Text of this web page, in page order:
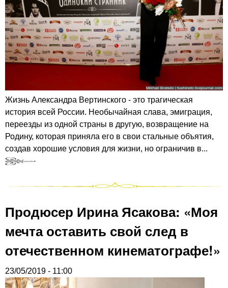
Жизнь Александра Вертинского - это трагическая
история всей России. Необычайная слава, эмиграция,
переезды из одной страны в другую, возвращение на
Родину, которая приняла его в свои стальные объятия,
создав хорошие условия для жизни, но ограничив в...
Продюсер Ирина Ясакова: «Моя
мечта оставить свой след в
отечественном кинематографе!»
23/05/2019 - 11:00